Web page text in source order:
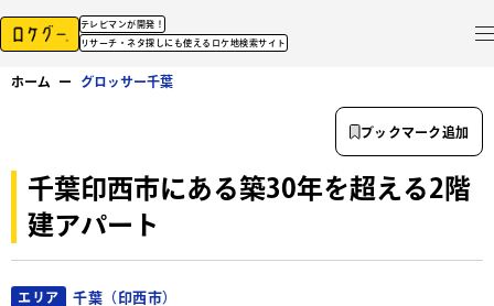
テレビマンが開発！
リサーチ・ネタ探しにも使えるロケ地検索サイト
ホーム ー グロッサー千葉
千葉印西市にある築30年を超える2階
建アパート
エリア 千葉（印西市）
ブックマーク追加